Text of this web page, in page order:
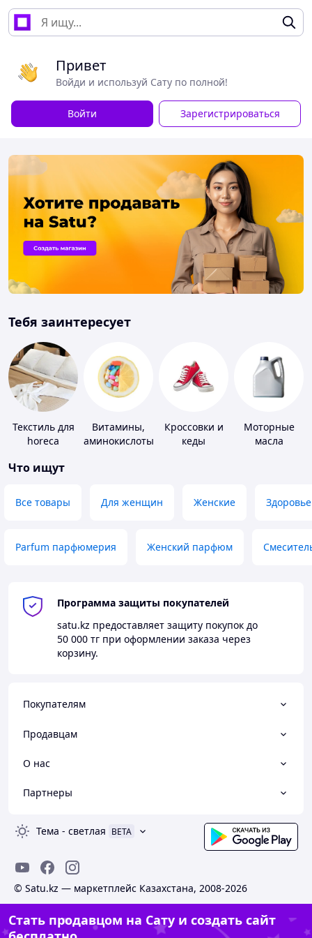
Привет
Войди и используй Сату по полной!
Войти Зарегистрироваться
Тебя заинтересует
Текстиль для
horeca
Витамины,
аминокислоты
Кроссовки и
кеды
Моторные
масла
Что ищут
Все товары Для женщин Женские Здоровье
Parfum парфюмерия Женский парфюм
Программа защиты покупателей
satu.kz предоставляет защиту покупок до
50 000 тг при оформлении заказа через
корзину.
Покупателям
Продавцам
О нас
Партнеры
Тема - светлая BETA
© Satu.kz — маркетплейс Казахстана, 2008-2026
Стать продавцом на Сату и создать сайт